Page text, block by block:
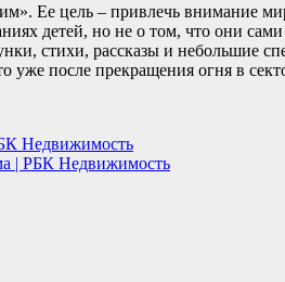
цель – привлечь внимание
детей, но не о том, что они
стихи, рассказы и небольшие
после прекращения огня в
Недвижимость
| РБК Недвижимость